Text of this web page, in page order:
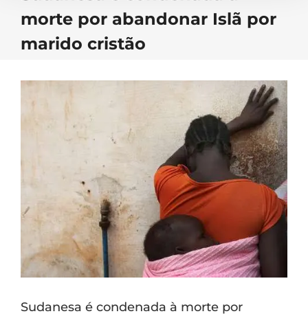
morte por abandonar Islã por
marido cristão
Sudanesa é condenada à morte por